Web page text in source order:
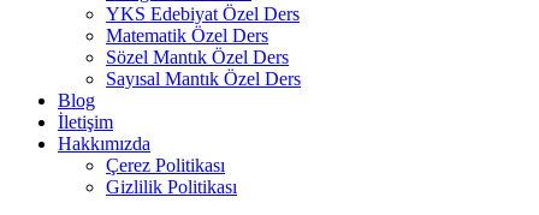
YKS Edebiyat Özel Ders
Matematik Özel Ders
Sözel Mantık Özel Ders
Sayısal Mantık Özel Ders
Blog
İletişim
Hakkımızda
Çerez Politikası
Gizlilik Politikası